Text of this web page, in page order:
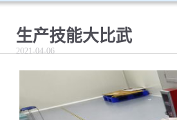
生产技能大比武
2021-04-06